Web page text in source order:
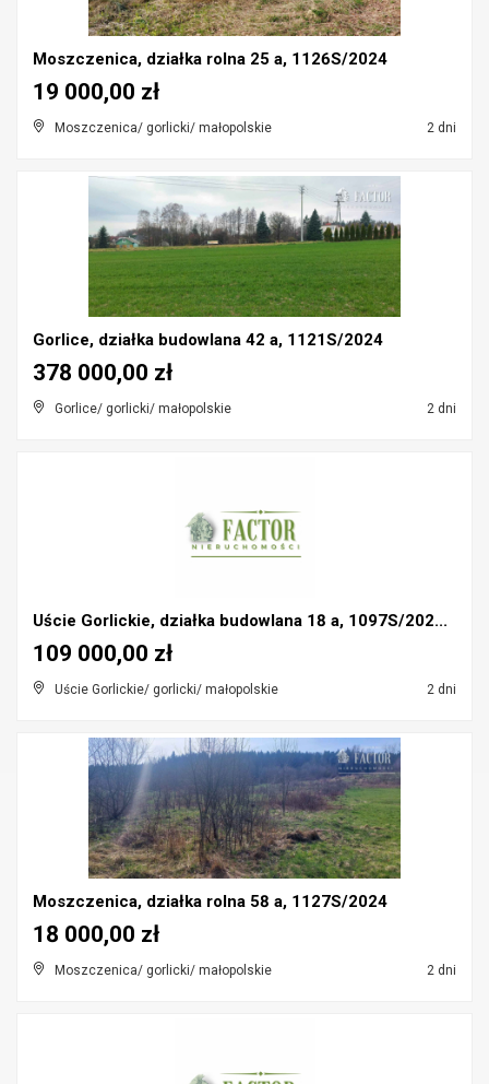
Moszczenica, działka rolna 25 a, 1126S/2024
Moszczenica/ gorlicki/ małopolskie 2 dni
19 000,00 zł
Gorlice, działka budowlana 42 a, 1121S/2024
Gorlice/ gorlicki/ małopolskie 2 dni
378 000,00 zł
Uście Gorlickie, działka budowlana 18 a, 1097S/202...
Uście Gorlickie/ gorlicki/ małopolskie 2 dni
109 000,00 zł
Moszczenica, działka rolna 58 a, 1127S/2024
Moszczenica/ gorlicki/ małopolskie 2 dni
18 000,00 zł